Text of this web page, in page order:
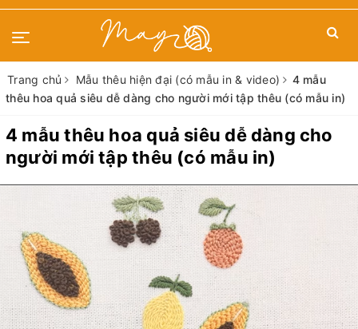
Trang chủ Mẫu thêu hiện đại (có mẫu in & video)
4 mẫu
thêu hoa quả siêu dễ dàng cho người mới tập thêu (có mẫu in)
4 mẫu thêu hoa quả siêu dễ dàng cho
người mới tập thêu (có mẫu in)